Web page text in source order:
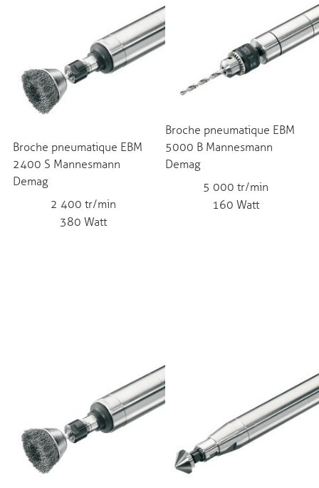
Broche pneumatique EBM
2400 S Mannesmann
Demag
2 400 tr/min
380 Watt
Broche pneumatique EBM
5000 B Mannesmann
Demag
5 000 tr/min
160 Watt